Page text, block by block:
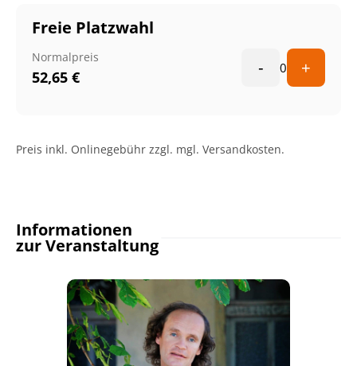
Freie Platzwahl
Normalpreis
52,65 € - 0 +
Preis inkl. Onlinegebühr zzgl. mgl. Versandkosten.
Informationen
zur Veranstaltung